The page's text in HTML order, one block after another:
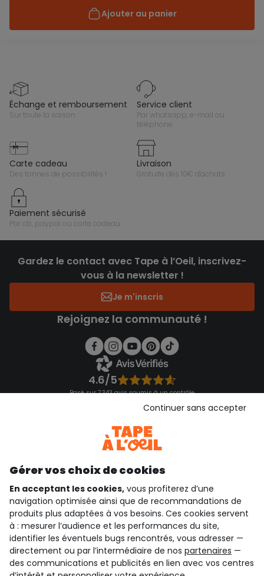
Ajouter au panier
échange et remboursement
sur toute la saison
service client
par whatsapp, e-mail ou
téléphone
carte cadeau
des tonnes de possibilités !
livraison
gratuite dès 10€ d'achats
paiement sécurisé
par cb, paypal ou carte cadeau
Gardez le contact avec Tape à l’Oeil, inscrivez-
vous à la newsletter !
Je m'inscris
Rejoignez la communauté !
4.6/5
Basé sur 7 343 avis soumis à un contrôle
Consulter les CGU
qui sommes-nous ?
besoin d'aide ?
le club fidélité
Gérer vos choix de cookies
En acceptant les cookies, vous profiterez d’une
navigation optimisée ainsi que de recommandations de
produits plus adaptées à vos besoins. Ces cookies servent
à : mesurer l’audience et les performances du site,
identifier les éventuels bugs rencontrés, vous adresser —
directement ou par l’intermédiaire de nos partenaires —
des communications et publicités en lien avec vos centres
Continuer sans accepter